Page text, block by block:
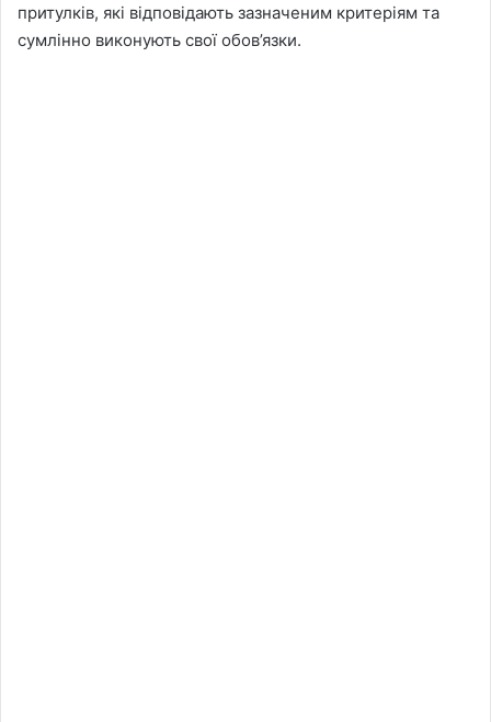
притулків, які відповідають зазначеним критеріям та
сумлінно виконують свої обов’язки.